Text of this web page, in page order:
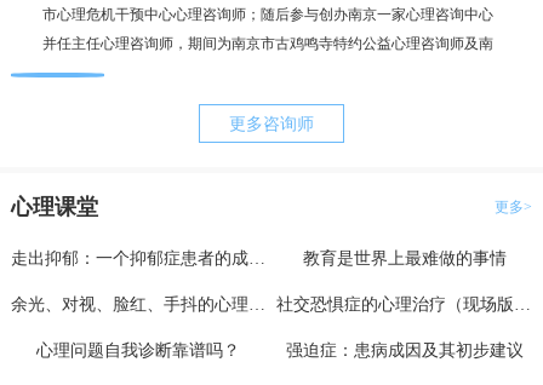
市心理危机干预中心心理咨询师；随后参与创办南京一家心理咨询中心
并任主任心理咨询师，期间为南京市古鸡鸣寺特约公益心理咨询师及南
京市职工心理咨询服务中心副主任。咨询案例过两千例，治疗时长超一
更多咨询师
心理课堂 更多>
走出抑郁：一个抑郁症患者的成功自救（上） 教育是世界上最难做的事情
心理问题自我诊断靠谱吗？ 强迫症：患病成因及其初步建议